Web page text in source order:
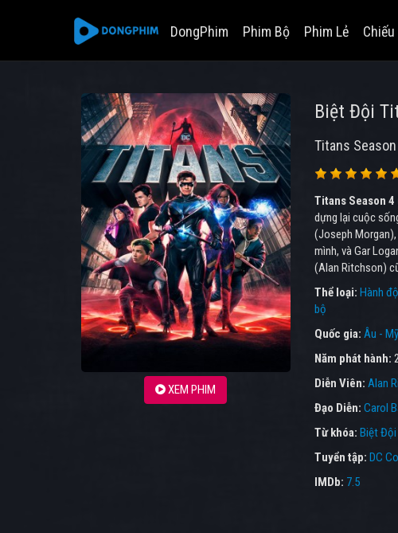
DongPhim Phim Bộ Phim Lẻ Chiếu
XEM PHIM
Biệt Đội
Titans
Titans Season
dựng lại cuộc
(Joseph
mình, và Gar
(Alan Ritchson)
Thể loại: Hành
bộ
Quốc gia: Âu - Mỹ
Năm phát hành:
Diễn Viên: Alan
Đạo Diễn: Carol
Từ khóa: Biệt Đội
Tuyển tập: DC
IMDb: 7.5